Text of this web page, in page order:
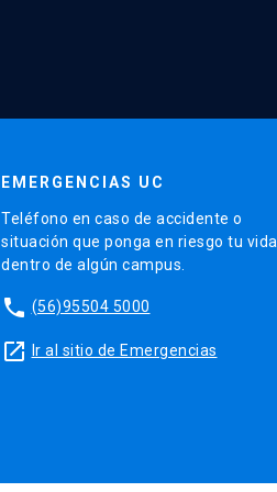
EMERGENCIAS UC
Teléfono en caso de accidente o
situación que ponga en riesgo tu vida
dentro de algún campus.
phone (56)95504 5000
launch Ir al sitio de Emergencias